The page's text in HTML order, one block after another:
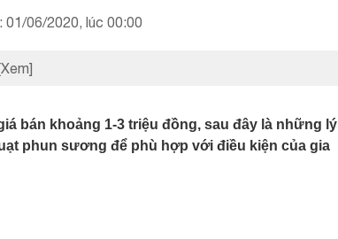
01/06/2020, lúc 00:00
bán khoảng 1-3 triệu đồng, sau đây là những lý
phun sương để phù hợp với điều kiện của gia